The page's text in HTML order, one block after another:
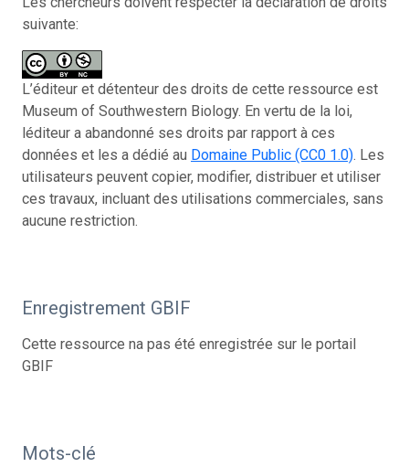
suivante:
L’éditeur et détenteur des droits de cette ressource est
Museum of Southwestern Biology. En vertu de la loi,
léditeur a abandonné ses droits par rapport à ces
données et les a dédié au Domaine Public (CC0 1.0). Les
utilisateurs peuvent copier, modifier, distribuer et utiliser
ces travaux, incluant des utilisations commerciales, sans
aucune restriction.
Enregistrement GBIF
Cette ressource na pas été enregistrée sur le portail
GBIF
Mots-clé